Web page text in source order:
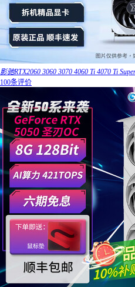
影驰RTX2060 3060 3070 4060 Ti 4070 Ti
100条评价